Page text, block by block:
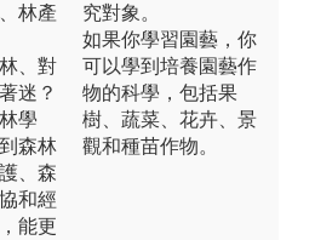
林產
、對
迷？
學
森林
、森
和經
能更
究對象。
如果你學習園藝，你
可以學到培養園藝作
物的科學，包括果
樹、蔬菜、花卉、景
觀和種苗作物。